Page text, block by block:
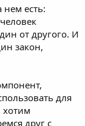
есть:
от другого. И
закон,
для
друг с